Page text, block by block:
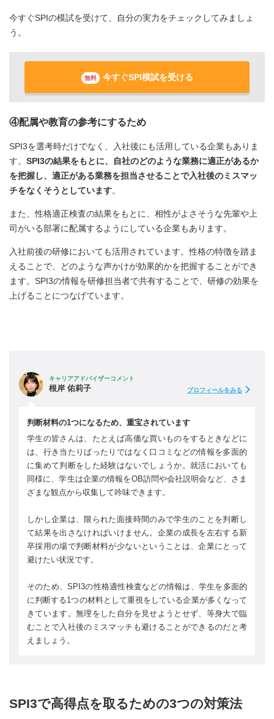
今すぐSPIの模試を受けて、自分の実力をチェックしてみましょ
う。
無料 今すぐSPI模試を受ける
④配属や教育の参考にするため
SPI3を選考時だけでなく、入社後にも活用している企業もありま
す。 SPI3の結果をもとに、自社のどのような業務に適正があるか
を把握し、適正がある業務を担当させることで入社後のミスマッ
チをなくそうとしています。
また、性格適正検査の結果をもとに、相性がよさそうな先輩や上
司がいる部署に配属するようにしている企業もあります。
入社前後の研修においても活用されています。性格の特徴を踏ま
えることで、どのような声かけが効果的かを把握することができ
ます。SPI3の情報を研修担当者で共有することで、研修の効果を
上げることにつなげています。
キャリアアドバイザーコメント
根岸 佑莉子 プロフィールをみる
判断材料の1つになるため、重宝されています
学生の皆さんは、たとえば高価な買いものをするときなどに
は、行き当たりばったりではなく口コミなどの情報を多面的
に集めて判断をした経験はないでしょうか。就活においても
同様に、学生は企業の情報をOB訪問や会社説明会など、さま
ざまな観点から収集して吟味できます。
しかし企業は、限られた面接時間のみで学生のことを判断し
て結果を出さなければいけません。企業の成長を左右する新
卒採用の場で判断材料が少ないということは、企業にとって
避けたい状況です。
そのため、SPI3の性格適性検査などの情報は、学生を多面的
に判断する1つの材料として重視をしている企業が多くなって
きています。無理をした自分を見せようとせず、等身大で臨
むことで入社後のミスマッチも避けることができるのだと考
えましょう。
SPI3で高得点を取るための3つの対策法